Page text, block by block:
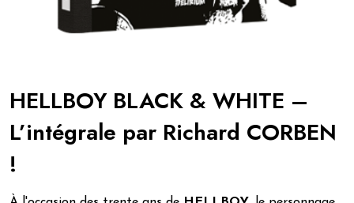
HELLBOY BLACK & WHITE –
L’intégrale par Richard CORBEN
!